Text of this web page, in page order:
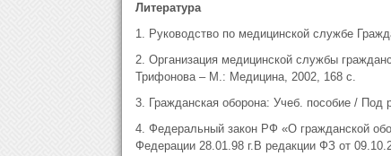
Литература
1. Руководство по медицинской службе
2. Организация медицинской службы
Трифонова – М.: Медицина, 2002, 168 с.
3. Гражданская оборона: Учеб. пособие /
4. Федеральный закон РФ «О гражданской
Федерации 28.01.98 г.В редакции ФЗ от